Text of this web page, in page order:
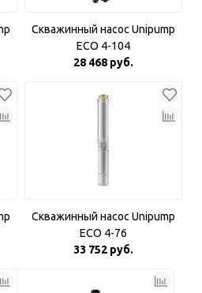
Скважинный насос Unipump
ECO 4-104
28 468 руб.
Скважинный насос Unipump
ECO 4-76
33 752 руб.